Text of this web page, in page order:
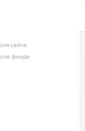
сайта
фонда